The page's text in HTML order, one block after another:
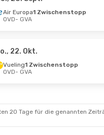
Air Europa1 Zwischenstopp
OVD- GVA
22. Okt.
Vueling1 Zwischenstopp
OVD- GVA
20 Tage für die genannten